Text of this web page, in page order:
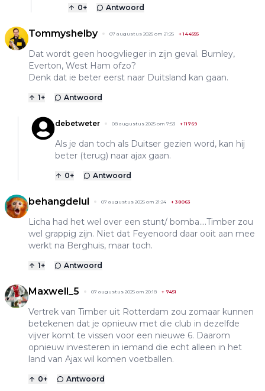
0+ Antwoord
Tommyshelby 07 augustus 2025 om 21:25 +144555
Dat wordt geen hoogvlieger in zijn geval. Burnley,
Everton, West Ham ofzo?
Denk dat ie beter eerst naar Duitsland kan gaan.
1+ Antwoord
debetweter 08 augustus 2025 om 7:53 +11769
Als je dan toch als Duitser gezien word, kan hij
beter (terug) naar ajax gaan.
0+ Antwoord
behangdelul 07 augustus 2025 om 21:24 + 38063
Licha had het wel over een stunt/ bomba....Timber zou
wel grappig zijn. Niet dat Feyenoord daar ooit aan mee
werkt na Berghuis, maar toch.
1+ Antwoord
Maxwell_5 07 augustus 2025 om 20:18 + 7451
Vertrek van Timber uit Rotterdam zou zomaar kunnen
betekenen dat je opnieuw met die club in dezelfde
vijver komt te vissen voor een nieuwe 6. Daarom
opnieuw investeren in iemand die echt alleen in het
land van Ajax wil komen voetballen.
0+ Antwoord